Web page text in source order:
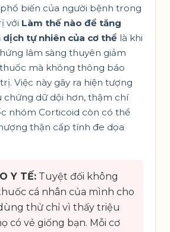
biến của người bệnh trong
với Làm thế nào để tăng
dịch tự nhiên của cơ thể là khi
lâm sàng thuyên giảm
mà không thông báo
Việc này gây ra hiện tượng
dữ dội hơn, thậm chí
nhóm Corticoid còn có thể
thận cấp tính đe dọa
Y TẾ: Tuyệt đối không
cá nhân của mình cho
thử chỉ vì thấy triệu
có vẻ giống bạn. Mỗi cơ